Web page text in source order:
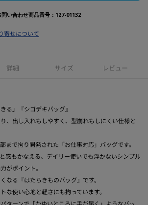
問い合わせ商品番号： 127-01132
寄せについて
詳細 サイズ レビュー
る」『シゴデキバッグ』
、出し入れもしやすく、型崩れもしにくい仕様と
まで拘り開発された「お仕事対応」バッグです。
感もかなえる、デイリー使いでも浮かないシンプル
がポイント。
なる『はたらきものバッグ』です。
な使い心地と軽さにも拘っています。
ターンで「かゆいところに手が届く」ようなバッ